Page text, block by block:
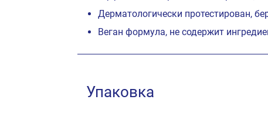
Дерматологически протестирован,
Веган формула, не содержит
Упаковка